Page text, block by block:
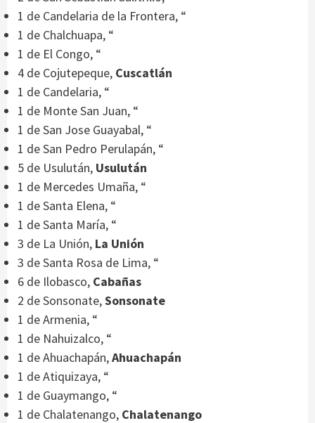
1 de Candelaria de la Frontera, “
1 de Chalchuapa, “
1 de El Congo, “
4 de Cojutepeque, Cuscatlán
1 de Candelaria, “
1 de Monte San Juan, “
1 de San Jose Guayabal, “
1 de San Pedro Perulapán, “
5 de Usulután, Usulután
1 de Mercedes Umaña, “
1 de Santa Elena, “
1 de Santa María, “
3 de La Unión, La Unión
3 de Santa Rosa de Lima, “
6 de Ilobasco, Cabañas
2 de Sonsonate,Sonsonate
1 de Armenia, “
1 de Nahuizalco, “
1 de Ahuachapán,Ahuachapán
1 de Atiquizaya, “
1 de Guaymango, “
1 de Chalatenango, Chalatenango